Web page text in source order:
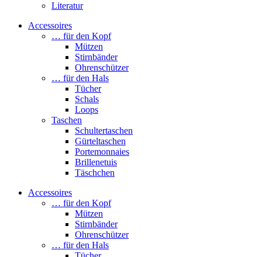
Literatur
Accessoires
… für den Kopf
Mützen
Stirnbänder
Ohrenschützer
… für den Hals
Tücher
Schals
Loops
Taschen
Schultertaschen
Gürteltaschen
Portemonnaies
Brillenetuis
Täschchen
Accessoires
… für den Kopf
Mützen
Stirnbänder
Ohrenschützer
… für den Hals